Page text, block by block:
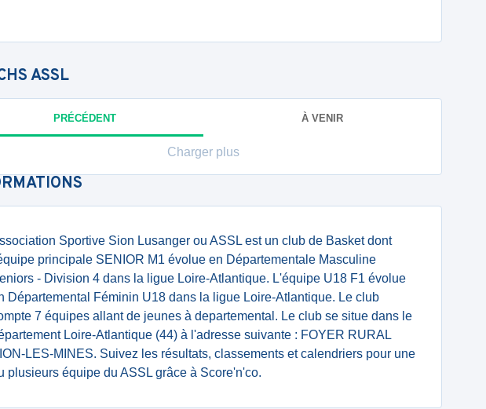
ASSL
PRÉCÉDENT À VENIR
Charger plus
Sportive Sion Lusanger ou ASSL est un club de Basket dont
principale SENIOR M1 évolue en Départementale Masculine
- Division 4 dans la ligue Loire-Atlantique. L'équipe U18 F1 évolue
Départemental Féminin U18 dans la ligue Loire-Atlantique. Le club
7 équipes allant de jeunes à departemental. Le club se situe dans le
Loire-Atlantique (44) à l'adresse suivante : FOYER RURAL
LES-MINES. Suivez les résultats, classements et calendriers pour une
plusieurs équipe du ASSL grâce à Score'n'co.